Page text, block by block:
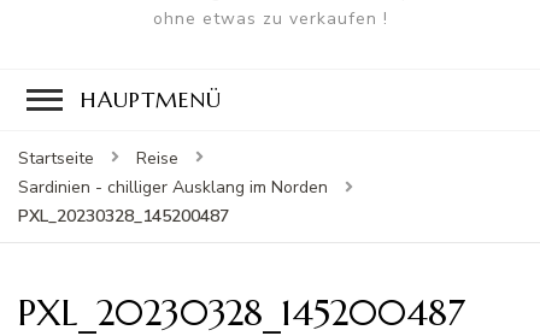
ohne etwas zu verkaufen !
HAUPTMENÜ
Startseite
Reise
Sardinien - chilliger Ausklang im Norden
PXL_20230328_145200487
PXL_20230328_145200487